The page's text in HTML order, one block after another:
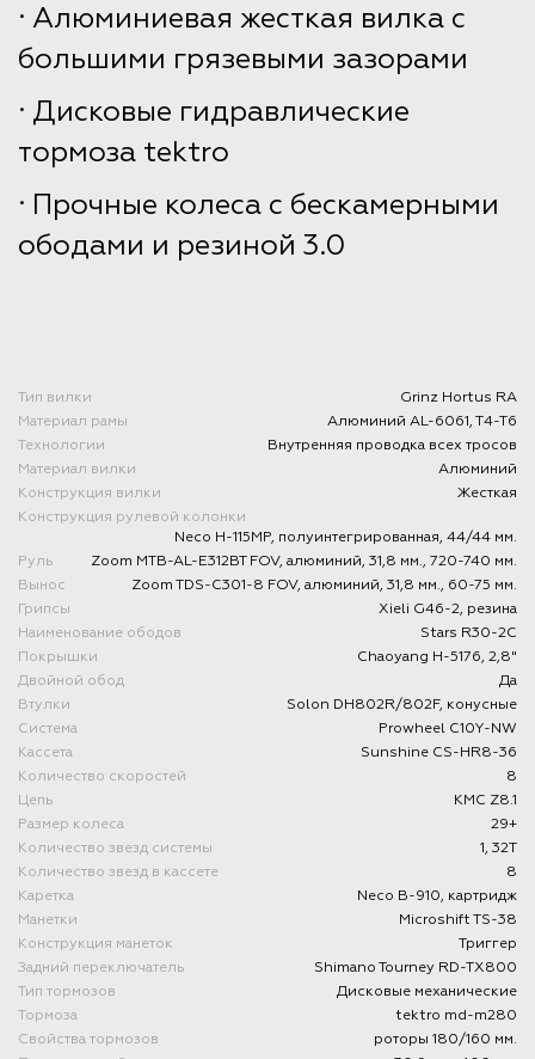
· Алюминиевая жесткая вилка с
большими грязевыми зазорами
· Дисковые гидравлические
тормоза tektro
· Прочные колеса с бескамерными
ободами и резиной 3.0
Тип вилки
Grinz Hortus RA
Материал рамы
Алюминий AL-6061, T4-T6
Технологии
Внутренняя проводка всех тросов
Материал вилки
Алюминий
Конструкция вилки
Жесткая
Конструкция рулевой колонки
Neco H-115MP, полуинтегрированная, 44/44 мм.
Руль
Zoom MTB-AL-E312BT FOV, алюминий, 31,8 мм., 720-740 мм.
Вынос
Zoom TDS-C301-8 FOV, алюминий, 31,8 мм., 60-75 мм.
Грипсы
Xieli G46-2, резина
Наименование ободов
Stars R30-2C
Покрышки
Chaoyang H-5176, 2,8"
Двойной обод
Да
Втулки
Solon DH802R/802F, конусные
Система
Prowheel C10Y-NW
Кассета
Sunshine CS-HR8-36
Количество скоростей
8
Цепь
KMC Z8.1
Размер колеса
29+
Количество звезд системы
1, 32T
Количество звезд в кассете
8
Каретка
Neco B-910, картридж
Манетки
Microshift TS-38
Конструкция манеток
Триггер
Задний переключатель
Shimano Tourney RD-TX800
Тип тормозов
Дисковые механические
Тормоза
tektro md-m280
Свойства тормозов
роторы 180/160 мм.